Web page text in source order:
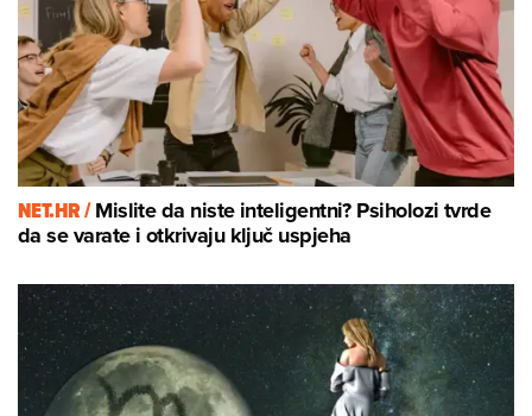
NET.HR /Mislite da niste inteligentni? Psiholozi tvrde
da se varate i otkrivaju ključ uspjeha